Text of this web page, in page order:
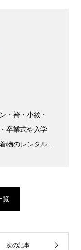
・袴・小紋・
卒業式や入学
物のレンタル...
覧